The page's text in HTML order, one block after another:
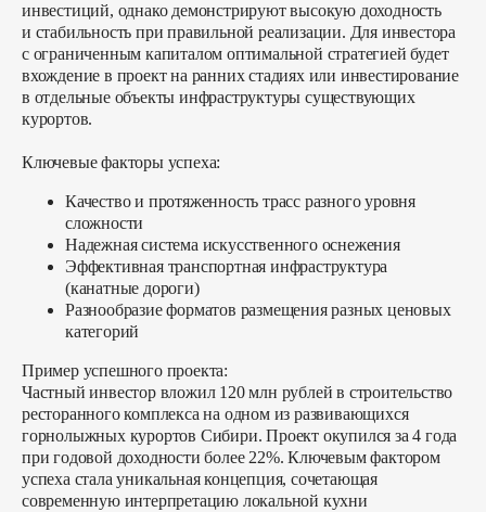
инвестиций, однако демонстрируют высокую доходность
и стабильность при правильной реализации. Для инвестора
с ограниченным капиталом оптимальной стратегией будет
вхождение в проект на ранних стадиях или инвестирование
в отдельные объекты инфраструктуры существующих
курортов.
Ключевые факторы успеха:
Качество и протяженность трасс разного уровня
сложности
Надежная система искусственного оснежения
Эффективная транспортная инфраструктура
(канатные дороги)
Разнообразие форматов размещения разных ценовых
категорий
Пример успешного проекта:
Частный инвестор вложил 120 млн рублей в строительство
ресторанного комплекса на одном из развивающихся
горнолыжных курортов Сибири. Проект окупился за 4 года
при годовой доходности более 22%. Ключевым фактором
успеха стала уникальная концепция, сочетающая
современную интерпретацию локальной кухни